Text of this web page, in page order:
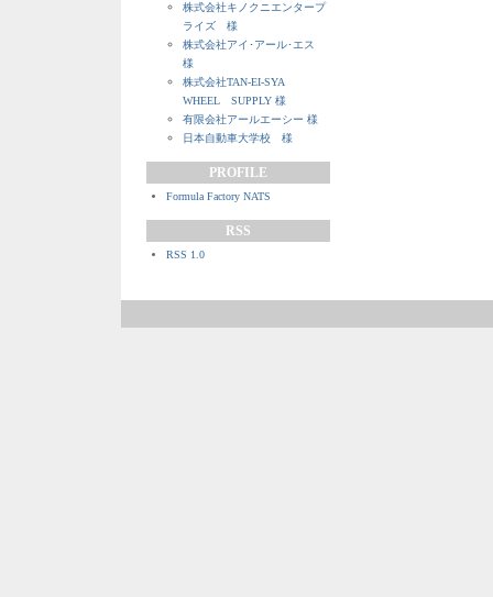
株式会社キノクニエンタープ
ライズ 様
株式会社アイ･アール･エス
様
株式会社TAN-EI-SYA
WHEEL SUPPLY 様
有限会社アールエーシー 様
日本自動車大学校 様
PROFILE
Formula Factory NATS
RSS
RSS 1.0